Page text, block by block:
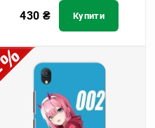
430 ₴ Купити